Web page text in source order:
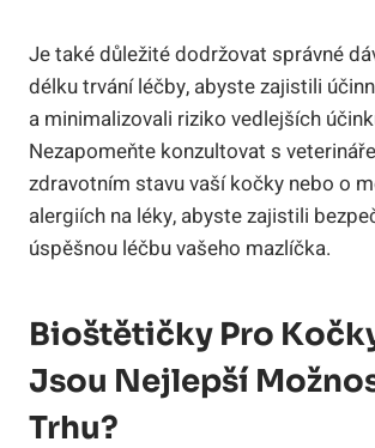
Je⁣ také ⁣důležité dodržovat správné
délku trvání léčby, abyste zajistili
a minimalizovali riziko​ vedlejších
⁤Nezapomeňte konzultovat s
zdravotním stavu vaší ⁢kočky nebo o
alergiích na⁤ léky, abyste zajistili
úspěšnou léčbu vašeho mazlíčka.
Bioštětičky⁢ Pro
Jsou Nejlepší
Trhu?